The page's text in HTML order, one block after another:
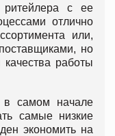
с ее
отлично
или,
но
качества работы
в самом начале
самые низкие
экономить на